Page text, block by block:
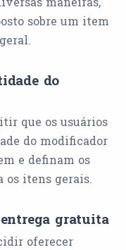
sobre um item
do
que os usuários
do modificador
e definam os
os itens gerais.
gratuita
oferecer